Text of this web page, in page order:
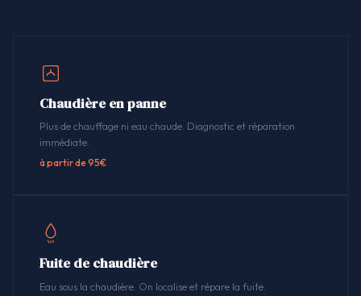
Chaudière en panne
Plus de chauffage ni eau chaude. Diagnostic et réparation
immédiate.
à partir de 95€
Fuite de chaudière
Eau sous la chaudière. On localise et répare la fuite.